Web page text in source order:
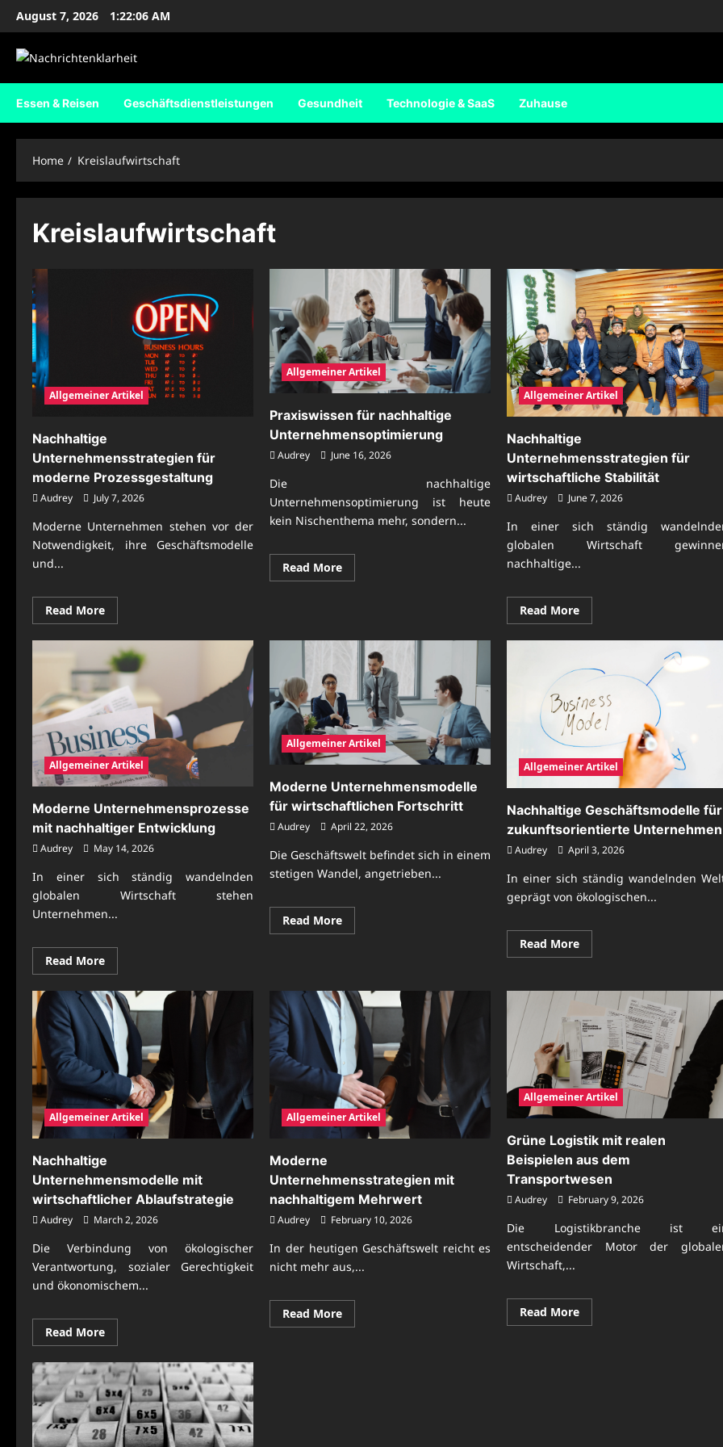
Skip
content
August 7, 2026 1:22:07 AM
Essen & Reisen Geschäftsdienstleistungen Gesundheit Technologie & SaaS Zuhause
Home Kreislaufwirtschaft
Kreislaufwirtschaft
Allgemeiner Artikel
Nachhaltige
Unternehmensstrategien für
moderne Prozessgestaltung
Audrey July 7, 2026
Moderne Unternehmen stehen vor der
Notwendigkeit, ihre Geschäftsmodelle
und...
Read MoreRead
more
Nachhaltige
Unternehmensstrategien
für
moderne
Prozessgestaltung
Allgemeiner Artikel
Praxiswissen für nachhaltige
Unternehmensoptimierung
Audrey June 16, 2026
Die nachhaltige
Unternehmensoptimierung ist heute
kein Nischenthema mehr, sondern...
Read MoreRead
more
Allgemeiner Artikel
Nachhaltige
Unternehmensstrategien für
wirtschaftliche Stabilität
Audrey June 7, 2026
In einer sich ständig
globalen Wirtschaft
nachhaltige...
Read MoreRead
more
Nachhaltige
Unternehmensstrategien
für
wirtschaftliche
Allgemeiner Artikel
Moderne Unternehmensprozesse
mit nachhaltiger Entwicklung
Audrey May 14, 2026
In einer sich ständig wandelnden
globalen Wirtschaft stehen
Unternehmen...
Read MoreRead
more
Moderne
Unternehmensprozesse
mit
nachhaltiger
Entwicklung
Allgemeiner Artikel
Moderne Unternehmensmodelle
für wirtschaftlichen Fortschritt
Audrey April 22, 2026
Die Geschäftswelt befindet sich in einem
stetigen Wandel, angetrieben...
Read MoreRead
more
wirtschaftlichen
Fortschritt
Allgemeiner Artikel
Nachhaltige Geschäftsmodelle für
zukunftsorientierte Unternehmen
Audrey April 3, 2026
In einer sich ständig wandelnden
geprägt von ökologischen...
Read MoreRead
more
Geschäftsmodelle
zukunftsorientierte
Unternehmen
Allgemeiner Artikel
Nachhaltige
Unternehmensmodelle mit
wirtschaftlicher Ablaufstrategie
Audrey March 2, 2026
Die Verbindung von ökologischer
Verantwortung, sozialer Gerechtigkeit
und ökonomischem...
Read MoreRead
more
Nachhaltige
Unternehmensmodelle
mit
wirtschaftlicher
Ablaufstrategie
Allgemeiner Artikel
Moderne
Unternehmensstrategien mit
nachhaltigem Mehrwert
Audrey February 10, 2026
In der heutigen Geschäftswelt reicht es
nicht mehr aus,...
Read MoreRead
more
Allgemeiner Artikel
Grüne Logistik mit realen
Beispielen aus dem
Transportwesen
Audrey February 9, 2026
Die Logistikbranche ist
entscheidender Motor der
Wirtschaft,...
Read MoreRead
more